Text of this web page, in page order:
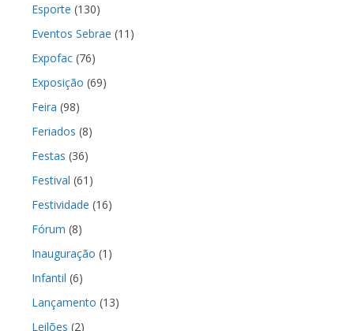
Esporte (130)
Eventos Sebrae (11)
Expofac(76)
Exposição (69)
Feira (98)
Feriados (8)
Festas (36)
Festival (61)
Festividade (16)
Fórum (8)
Inauguração (1)
Infantil (6)
Lançamento (13)
Leilões (2)